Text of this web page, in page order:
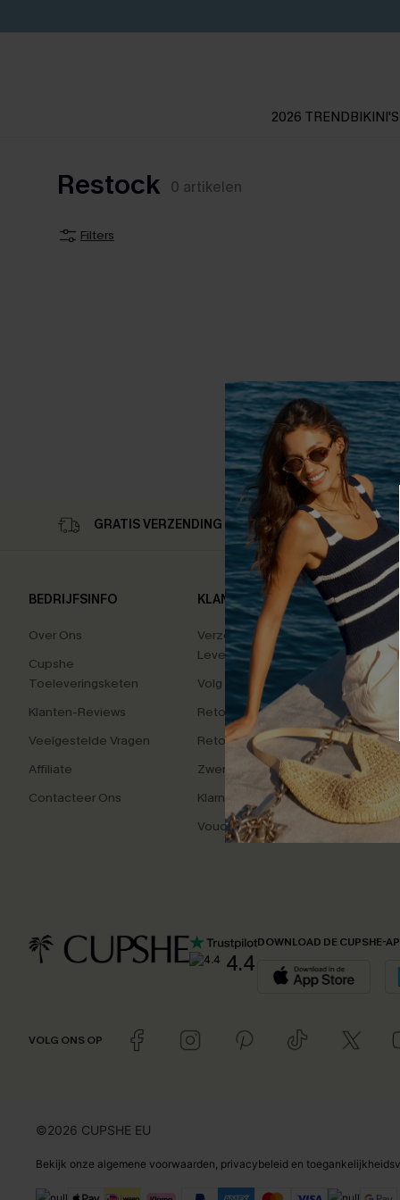
2026 TRENDBIKINI'S
Restock 0 artikelen
Filters
GRATIS VERZENDING OP 79,00 €
BEDRIJFSINFO
Over Ons
Cupshe
Toeleveringsketen
Klanten-Reviews
Veelgestelde Vragen
Affiliate
Contacteer Ons
KLANTENSERVICE
Verzending En
Levering
Volg Je Bestelling
Retourzendingen
Retourneer Beginnen
Zwem Fit Oplossing
Klarna
Vouchers & Promoties
High
Zacht
4.4
DOWNLOAD DE CUPSHE-
VOLG ONS OP
©2026 CUPSHE EU
Bekijk onze algemene voorwaarden privacybeleid en